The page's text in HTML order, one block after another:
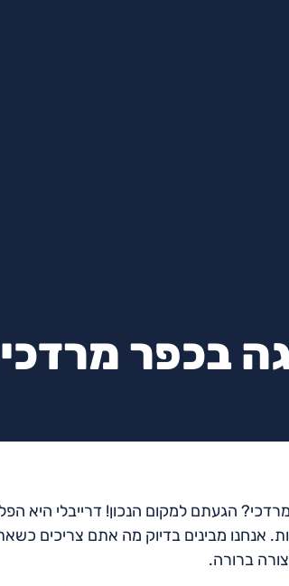
בכפר מרדכי
הגעתם למקום הנכון! דרייבלי היא
אנחנו מבינים בדיוק מה אתם צריכים
ברורה.